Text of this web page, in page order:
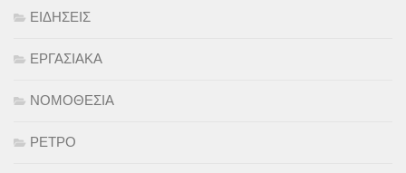
ΕΙΔΗΣΕΙΣ
ΕΡΓΑΣΙΑΚΑ
ΝΟΜΟΘΕΣΙΑ
ΡΕΤΡΟ